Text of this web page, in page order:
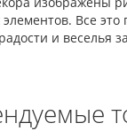
Все
и веселья